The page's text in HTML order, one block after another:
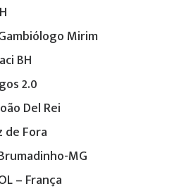
Mirim
BH
2.0
Del Rei
de Fora
MG
– França